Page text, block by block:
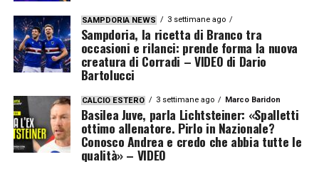
SAMPDORIA NEWS 3 settimane ago
Sampdoria, la ricetta di Branco tra
occasioni e rilanci: prende forma la nuova
creatura di Corradi – VIDEO di Dario
Bartolucci
CALCIO ESTERO 3 settimane ago Marco Baridon
Basilea Juve, parla Lichtsteiner: «Spalletti
ottimo allenatore. Pirlo in Nazionale?
Conosco Andrea e credo che abbia tutte le
qualità» – VIDEO